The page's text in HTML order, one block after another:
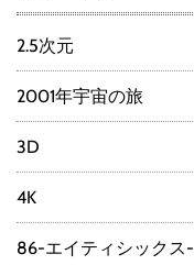
2.5次元
2001年宇宙の旅
3D
4K
86-エイティシックス-